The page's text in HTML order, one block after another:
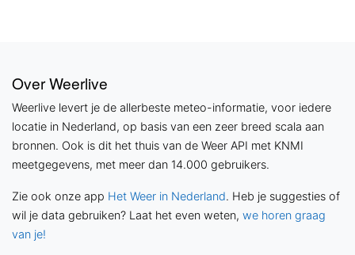
Over Weerlive
Weerlive levert je de allerbeste meteo-informatie, voor iedere
locatie in Nederland, op basis van een zeer breed scala aan
bronnen. Ook is dit het thuis van de Weer API met KNMI
meetgegevens, met meer dan 14.000 gebruikers.
Zie ook onze app Het Weer in Nederland. Heb je suggesties of
wil je data gebruiken? Laat het even weten, we horen graag
van je!